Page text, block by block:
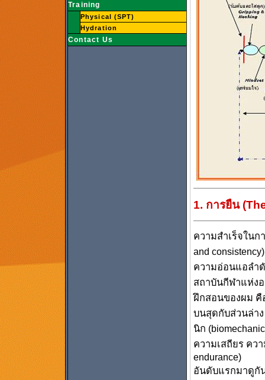
Training
Physical (SPT)
Hydration
Contact Us
1. การยืน
ความสำเร็จในก
and
ความอ่อนแอลำ
สถาบันกีฬาแห่งอ
ฝึกสอนของผม คื
บนสุดกับส่วนล่า
นิก
ความเสถียร คว
endurance)
อันดับแรกมาดูกั